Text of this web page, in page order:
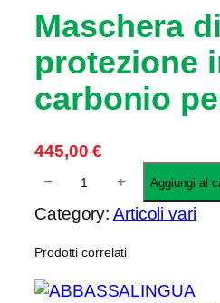
Maschera di
protezione
carbonio
445,00€
s
h
e
− + Aggiungi al
Category:Articoli vari
Prodotti correlati